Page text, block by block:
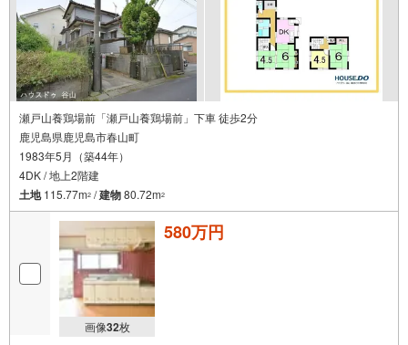
m）・玉里団地福祉館まで徒歩10分（約790m） 住宅ロー
ンのご相談も承ります！お気軽にご相談ください
瀬戸山養鶏場前「瀬戸山養鶏場前」下車 徒歩2分
鹿児島県鹿児島市春山町
1983年5月（築44年）
4DK / 地上2階建
土地115.77m2 /建物80.72m2
画像32枚
580万円